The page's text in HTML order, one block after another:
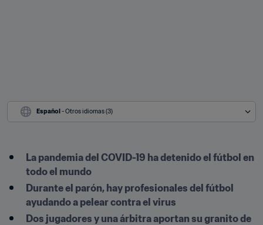
Español - Otros idiomas (3)
La pandemia del COVID-19 ha detenido el fútbol en
todo el mundo
Durante el parón, hay profesionales del fútbol
ayudando a pelear contra el virus
Dos jugadores y una árbitra aportan su granito de